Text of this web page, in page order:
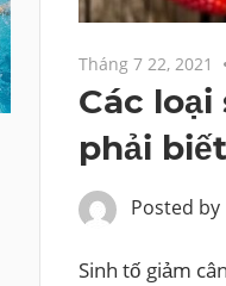
Tháng 7 22, 2021
Các
phải biết
Posted by
Sinh tố giảm